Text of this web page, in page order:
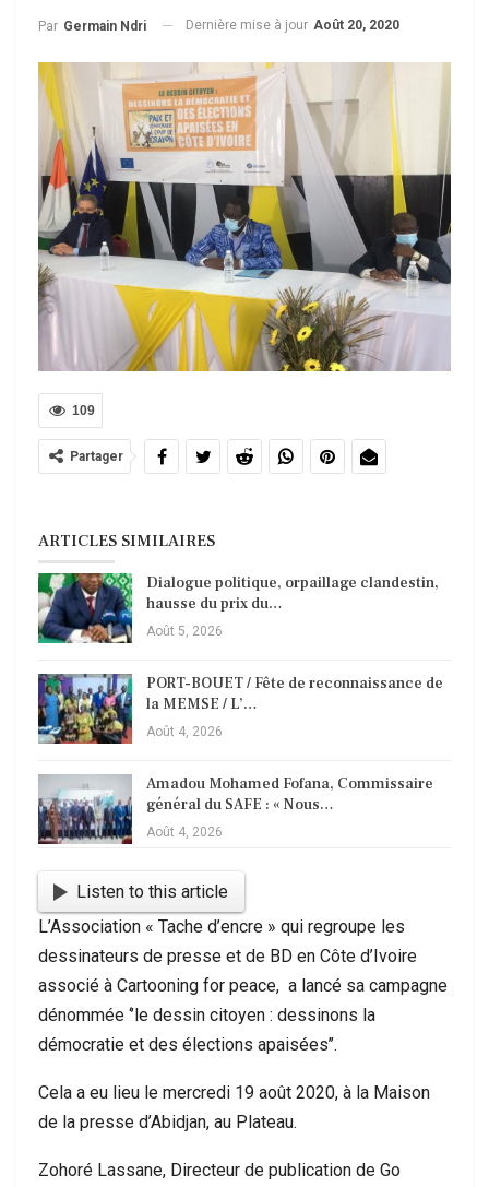
Par Germain Ndri Dernière mise à jour Août 20, 2020
109
Partager
ARTICLES SIMILAIRES
Dialogue politique, orpaillage clandestin,
hausse du prix du…
Août 5, 2026
PORT-BOUET / Fête de reconnaissance de
la MEMSE / L’…
Août 4, 2026
Amadou Mohamed Fofana, Commissaire
général du SAFE : « Nous…
Août 4, 2026
Listen to this article
L’Association « Tache d’encre » qui regroupe les
dessinateurs de presse et de BD en Côte d’Ivoire
associé à Cartooning for peace, a lancé sa campagne
dénommée ‘’le dessin citoyen : dessinons la
démocratie et des élections apaisées’’.
Cela a eu lieu le mercredi 19 août 2020, à la Maison
de la presse d’Abidjan, au Plateau.
Zohoré Lassane, Directeur de publication de Go